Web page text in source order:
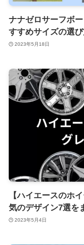
ナナゼロサーフボ
すすめサイズの選
2023年5月18日
【ハイエースのホ
気のデザイン7選を
2023年5月4日